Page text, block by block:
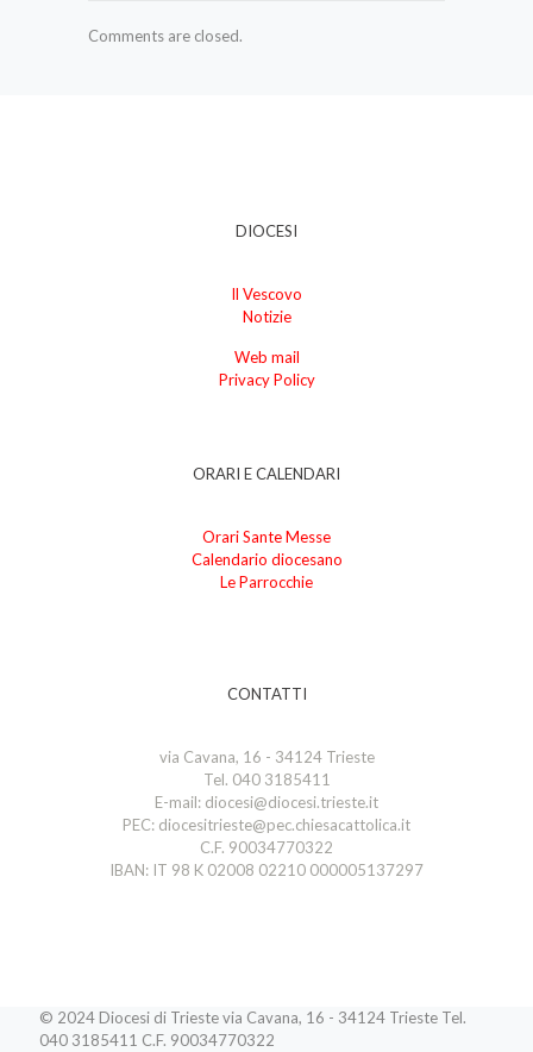
Comments are closed.
DIOCESI
Il Vescovo
Notizie
Web mail
Privacy Policy
ORARI E CALENDARI
Orari Sante Messe
Calendario diocesano
Le Parrocchie
CONTATTI
via Cavana, 16 - 34124 Trieste
Tel. 040 3185411
E-mail: diocesi@diocesi.trieste.it
PEC: diocesitrieste@pec.chiesacattolica.it
C.F. 90034770322
IBAN: IT 98 K 02008 02210 000005137297
© 2024 Diocesi di Trieste via Cavana, 16 - 34124 Trieste Tel.
040 3185411 C.F. 90034770322